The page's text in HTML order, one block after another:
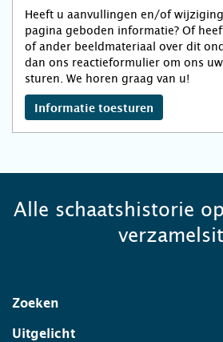
Heeft u aanvullingen en/of
pagina geboden informatie? Of
of ander beeldmateriaal over dit
dan ons reactieformulier om ons
sturen. We horen graag van u!
Informatie toesturen
Alle schaatshistorie
Zoeken
Uitgelicht